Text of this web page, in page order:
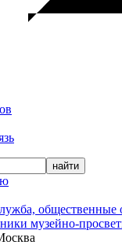
общественные
музейно-